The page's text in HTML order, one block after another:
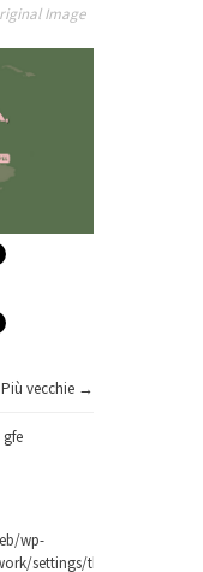
Image
Più vecchie →
wp-
settings/theme-